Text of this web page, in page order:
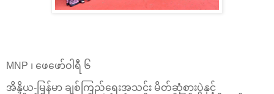
MNP ၊ ဖေဖော်ဝါရီ ၆
အိန္ဒိယ-မြန်မာ ချစ်ကြည်ရေးအသင်း မိတ်ဆုံစားပွဲနှင့်